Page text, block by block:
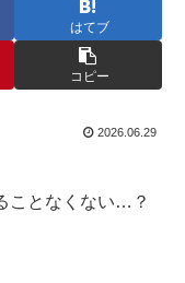
はてブ
コピー
2026.06.29
ことなくない…？